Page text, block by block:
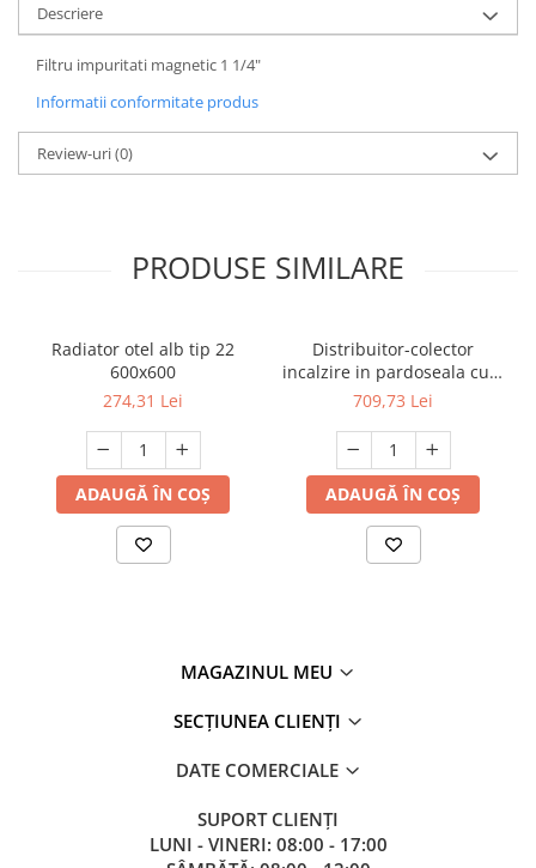
Descriere
Filtru impuritati magnetic 1 1/4"
Informatii conformitate produs
Review-uri(0)
PRODUSE SIMILARE
Radiator otel alb tip 22
600x600
274,31 Lei
ADAUGĂ ÎN COȘ
Distribuitor-colector
incalzire in pardoseala cu 5
circuite HYD Flow
709,73 Lei
ADAUGĂ ÎN COȘ
MAGAZINUL MEU
SECȚIUNEA CLIENȚI
DATE COMERCIALE
SUPORT CLIENȚI
LUNI - VINERI: 08:00 - 17:00